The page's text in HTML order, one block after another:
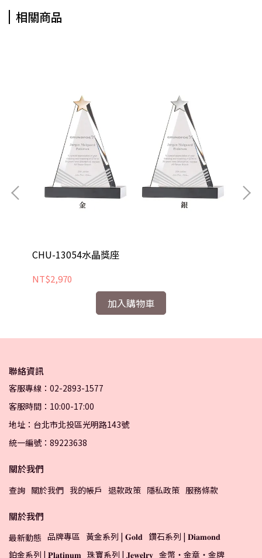
相關商品
CHU-13054水晶獎座
NT$2,970
加入購物車
聯絡資訊
客服專線：02-2893-1577
客服時間：10:00-17:00
地址：台北市北投區光明路143號
統一編號：89223638
關於我們
查詢 關於我們 我的帳戶 退款政策 隱私政策 服務條款
關於我們
最新動態 品牌專區 黃金系列 | 𝐆𝐨𝐥𝐝 鑽石系列 | 𝐃𝐢𝐚𝐦𝐨𝐧𝐝
鉑金系列 | 𝐏𝐥𝐚𝐭𝐢𝐧𝐮𝐦 珠寶系列 | 𝐉𝐞𝐰𝐞𝐥𝐫𝐲 金幣・金章・金牌